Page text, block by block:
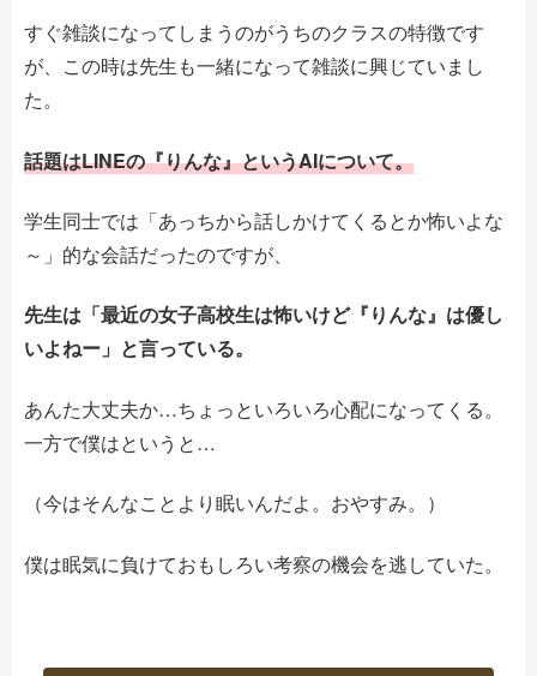
すぐ雑談になってしまうのがうちのクラスの特徴です
が、この時は先生も一緒になって雑談に興じていまし
た。
話題はLINEの『りんな』というAIについて。
学生同士では「あっちから話しかけてくるとか怖いよな
～」的な会話だったのですが、
先生は「最近の女子高校生は怖いけど『りんな』は優し
いよねー」と言っている。
あんた大丈夫か…ちょっといろいろ心配になってくる。
一方で僕はというと…
（今はそんなことより眠いんだよ。おやすみ。）
僕は眠気に負けておもしろい考察の機会を逃していた。